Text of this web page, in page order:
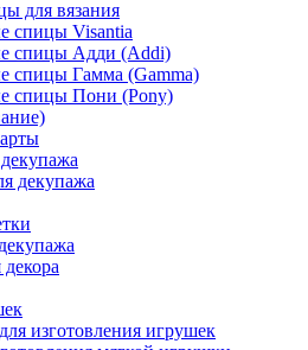
для вязания
спицы Visantia
спицы Адди (Addi)
спицы Гамма (Gamma)
спицы Пони (Pony)
декупажа
изготовления игрушек